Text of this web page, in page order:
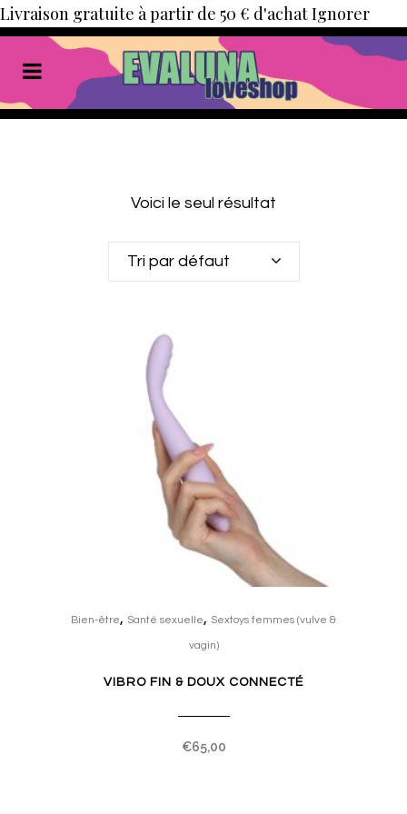
Livraison gratuite à partir de 50 € d'achatIgnorer
Voici le seul résultat
Tri par défaut
Bien-être, Santé sexuelle, Sextoys femmes (vulve &
vagin)
VIBRO FIN & DOUX CONNECTÉ
€65,00